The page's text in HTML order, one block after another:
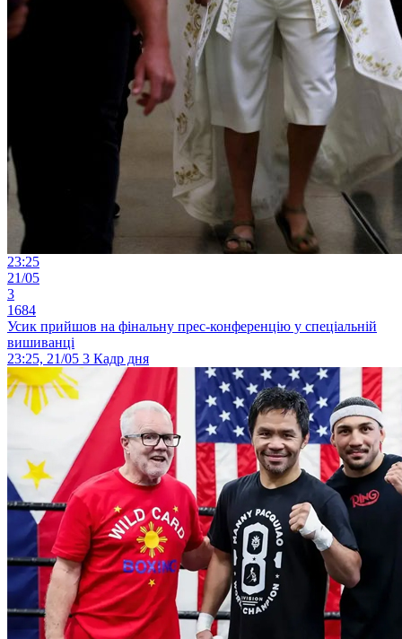
23:25
21/05
3
1684
Усик прийшов на фінальну прес-конференцію у спеціальній
вишиванці
23:25, 21/05 3 Кадр дня